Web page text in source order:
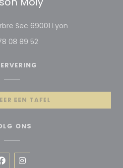
Sec 69001 Lyon
08 89 52
EEN TAFEL
ONS
Facebook ((opent in een
Instagram ((opent in